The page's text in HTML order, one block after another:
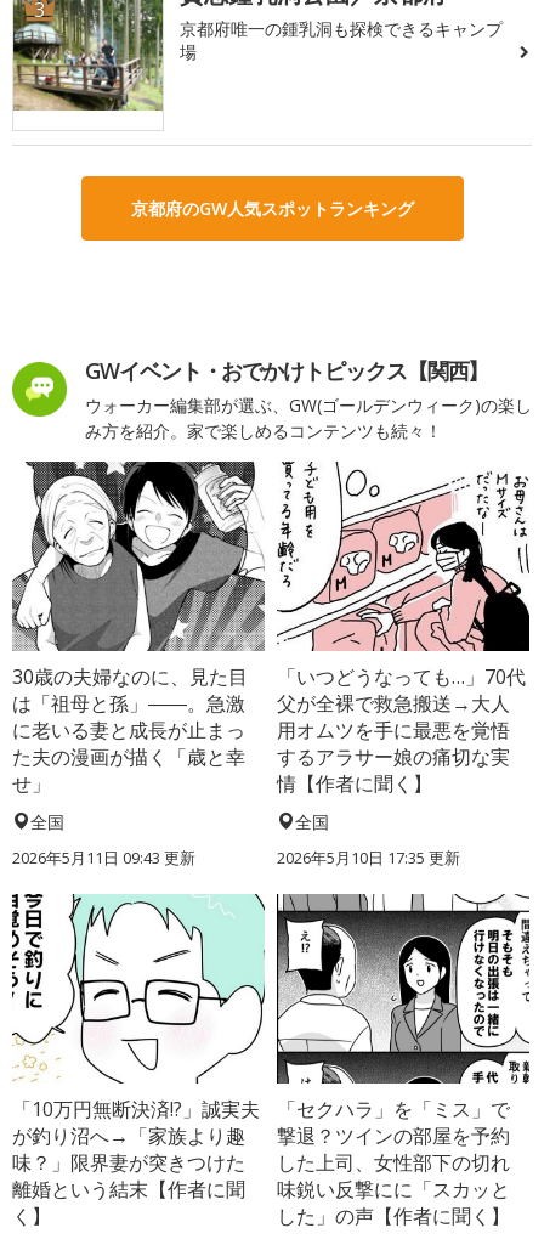
3
京都府唯一の鍾乳洞も探検できるキャンプ
場
京都府のGW人気スポットランキング
GWイベント・おでかけトピックス【関西】
ウォーカー編集部が選ぶ、GW(ゴールデンウィーク)の楽し
み方を紹介。家で楽しめるコンテンツも続々！
30歳の夫婦なのに、見た目
は「祖母と孫」――。急激
に老いる妻と成長が止まっ
た夫の漫画が描く「歳と幸
せ」
全国
2026年5月11日 09:43 更新
「いつどうなっても…」70代
父が全裸で救急搬送→大人
用オムツを手に最悪を覚悟
するアラサー娘の痛切な実
情【作者に聞く】
全国
2026年5月10日 17:35 更新
「10万円無断決済!?」誠実夫
が釣り沼へ→「家族より趣
味？」限界妻が突きつけた
離婚という結末【作者に聞
く】
「セクハラ」を「ミス」で
撃退？ツインの部屋を予約
した上司、女性部下の切れ
味鋭い反撃にに「スカッと
した」の声【作者に聞く】